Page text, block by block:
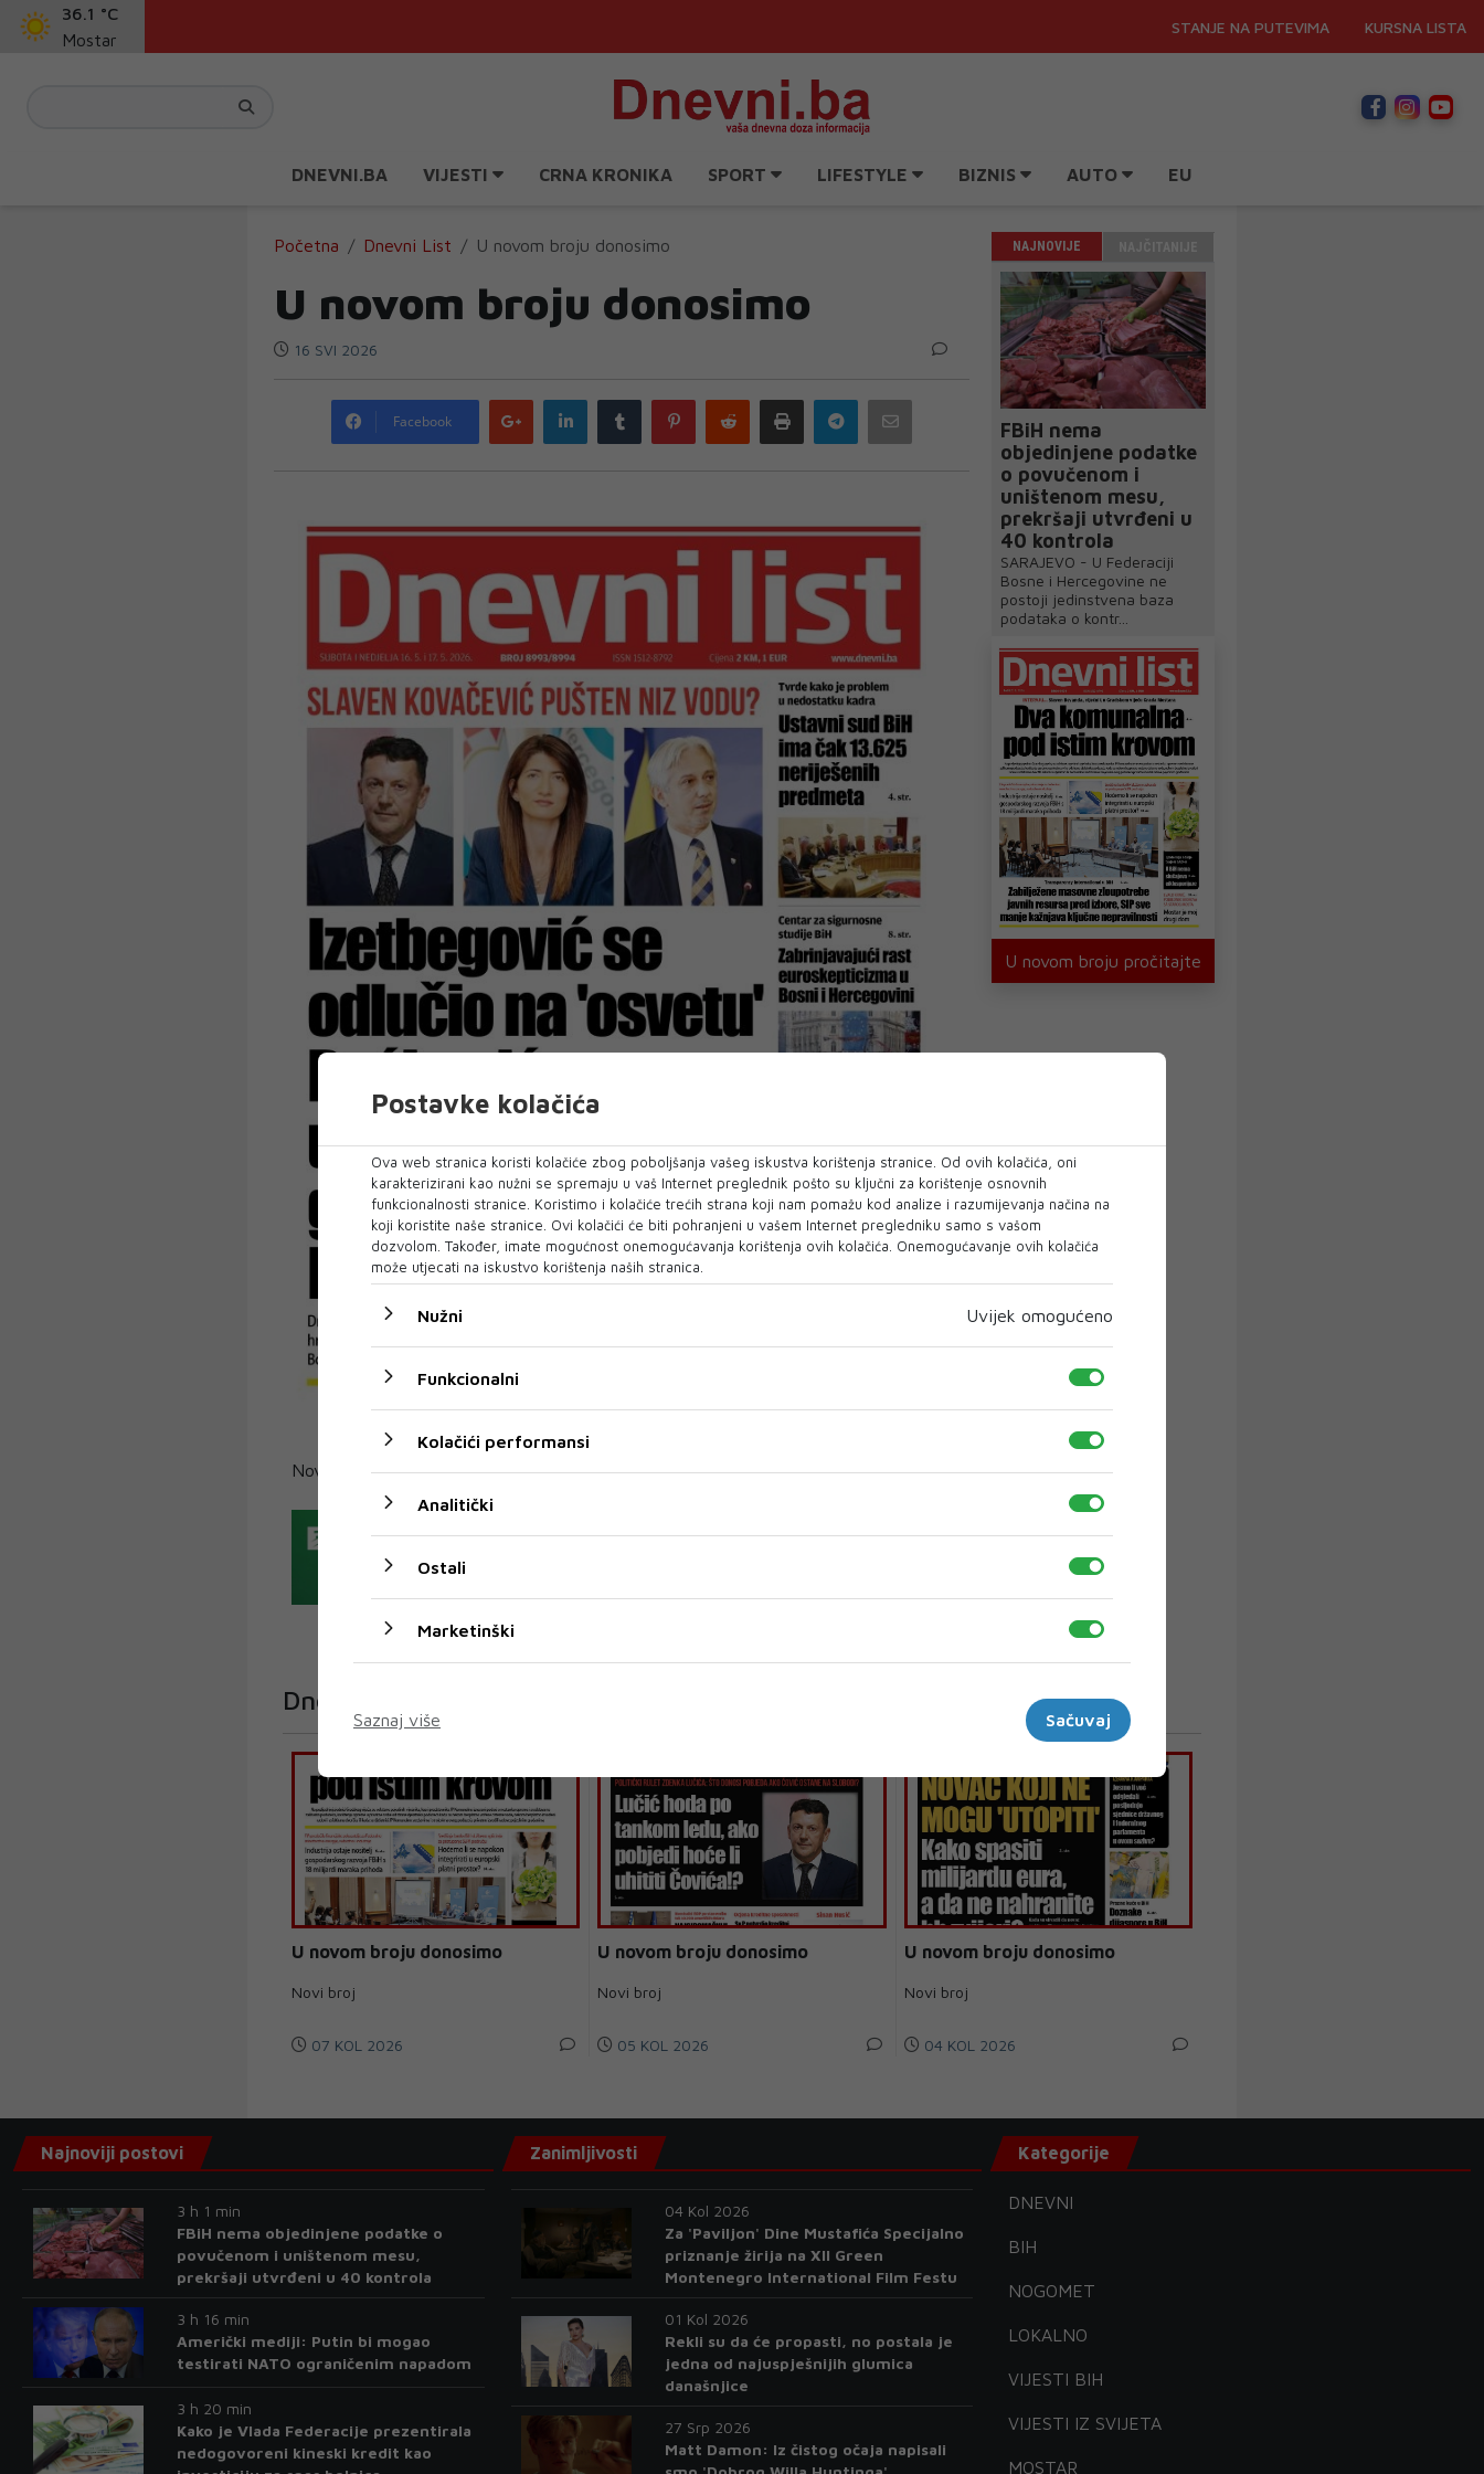
36.1 °C
Mostar
STANJE NA PUTEVIMA KURSNA LISTA
DNEVNI.BA VIJESTI CRNA KRONIKA SPORT LIFESTYLE BIZNIS AUTO EU
Početna Dnevni List U novom broju donosimo
U novom broju donosimo
16 SVI 2026
Facebook
Google
plus
LinkedIn Tumblr PinterestReddit Print Telegram
Novi broj
NAJNOVIJE
FBiH nema
objedinjene podatke
o povučenom i
uništenom mesu,
prekršaji utvrđeni u
40 kontrola
SARAJEVO - U Federaciji
Bosne i Hercegovine ne
postoji jedinstvena baza
podataka o kontr...
U novom broju pročitajte
Dnevni List
U novom broju donosimo
Novi broj
07 KOL 2026
U novom broju donosimo
Novi broj
05 KOL 2026
U novom broju donosimo
Novi broj
04 KOL 2026
Postavke kolačića
Ova web stranica koristi kolačiće zbog poboljšanja vašeg iskustva korištenja stranice. Od ovih kolačića, oni
karakterizirani kao nužni se spremaju u vaš Internet preglednik pošto su ključni za korištenje osnovnih
funkcionalnosti stranice. Koristimo i kolačiće trećih strana koji nam pomažu kod analize i razumijevanja načina na
koji koristite naše stranice. Ovi kolačići će biti pohranjeni u vašem Internet pregledniku samo s vašom
dozvolom. Također, imate mogućnost onemogućavanja korištenja ovih kolačića. Onemogućavanje ovih kolačića
može utjecati na iskustvo korištenja naših stranica.
Nužni Uvijek omogućeno
Funkcionalni
Kolačići performansi
Analitički
Ostali
Marketinški
Saznaj više Sačuvaj
Najnoviji postovi
3 h 1 min
FBiH nema objedinjene podatke o
povučenom i uništenom mesu,
prekršaji utvrđeni u 40 kontrola
3 h 16 min
Američki mediji: Putin bi mogao
testirati NATO ograničenim napadom
3 h 20 min
Kako je Vlada Federacije prezentirala
nedogovoreni kineski kredit kao
Zanimljivosti
04 Kol 2026
Za 'Paviljon' Dine Mustafića Specijalno
priznanje žirija na XII Green
Montenegro International Film Festu
01 Kol 2026
Rekli su da će propasti, no postala je
jedna od najuspješnijih glumica
današnjice
27 Srp 2026
Matt Damon: Iz čistog očaja napisali
Kategorije
DNEVNI
BIH
NOGOMET
LOKALNO
VIJESTI BIH
VIJESTI IZ SVIJETA
MOSTAR